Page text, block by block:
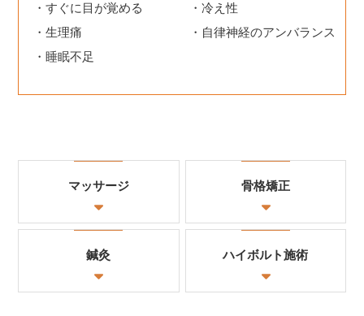
すぐに目が覚める
冷え性
生理痛
自律神経のアンバランス
睡眠不足
マッサージ 骨格矯正
鍼灸 ハイボルト施術